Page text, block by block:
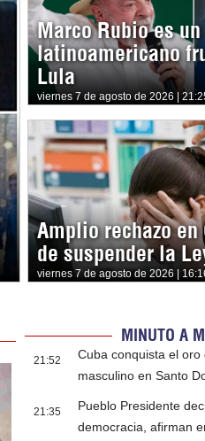
Marco Rubio es un
latinoamericano
Lula
viernes 7 de agosto de 2026 |
Amplio rechazo
de suspender la
viernes 7 de agosto de 2026 |
MINUTO A
21:52
Cuba conquista el oro
masculino en Santo
21:35
Pueblo Presidente
democracia, afirman